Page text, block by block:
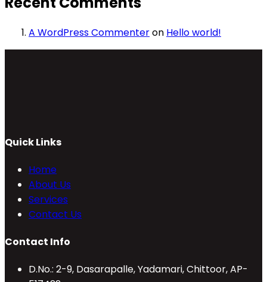
A WordPress Commenteron Hello world!
Quick Links
Home
About Us
Services
Contact Us
Contact Info
D.No.: 2-9, Dasarapalle, Yadamari, Chittoor, AP-